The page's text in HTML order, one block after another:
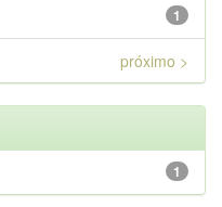
1
próximo >
1